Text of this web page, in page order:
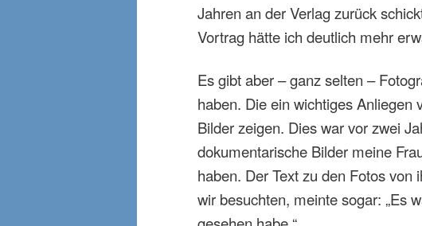
Jahren an der Verlag zurück
Vortrag hätte ich deutlich mehr
Es gibt aber – ganz selten –
haben. Die ein wichtiges Anliegen
Bilder zeigen. Dies war vor zwei
dokumentarische Bilder meine
haben. Der Text zu den Fotos
wir besuchten, meinte sogar: „Es